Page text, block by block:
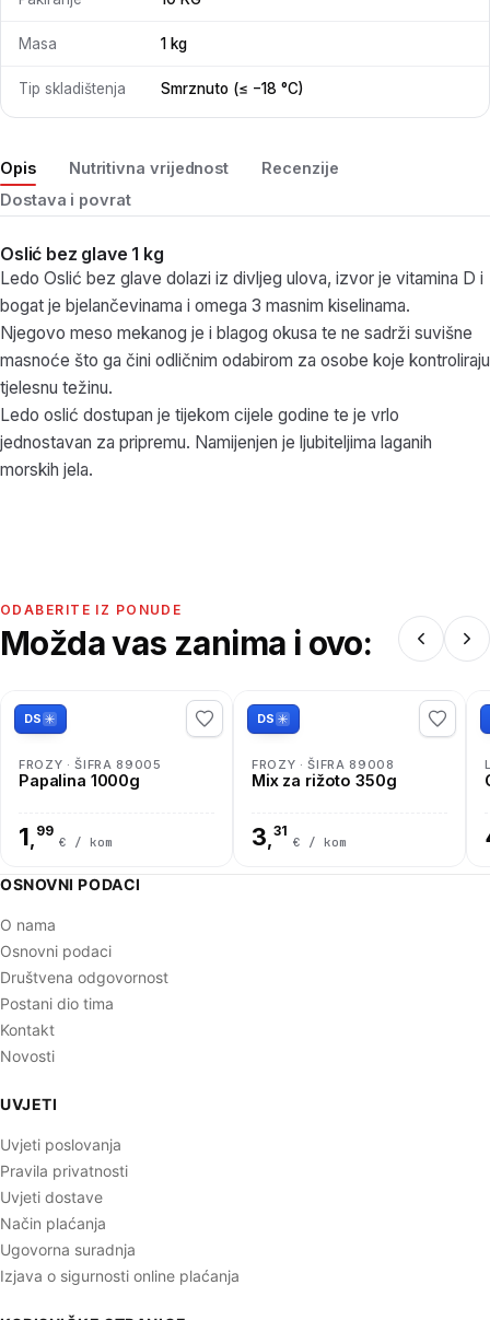
Opis Nutritivna vrijednost
Recenzije
Dostava i povrat
Oslić bez glave 1 kg
Ledo Oslić bez glave dolazi iz divljeg ulova, izvor je vitamina D i
bogat je bjelančevinama i omega 3 masnim kiselinama.
Njegovo meso mekanog je i blagog okusa te ne sadrži suvišne
masnoće što ga čini odličnim odabirom za osobe koje kontroliraju
tjelesnu težinu.
Ledo oslić dostupan je tijekom cijele godine te je vrlo
jednostavan za pripremu. Namijenjen je ljubiteljima laganih
morskih jela.
Masa 1 kg
Tip skladištenja Smrznuto (≤ −18 °C)
ODABERITE IZ PONUDE
Možda vas zanima i ovo:
DS
FROZY · ŠIFRA 89005
Papalina 1000g
1, 99
€ / kom
DS
FROZY · ŠIFRA 89008
Mix za rižoto 350g
3,31
€ / kom
OSNOVNI PODACI
O nama
Osnovni podaci
Društvena odgovornost
Postani dio tima
Kontakt
Novosti
UVJETI
Uvjeti poslovanja
Pravila privatnosti
Uvjeti dostave
Način plaćanja
Ugovorna suradnja
Izjava o sigurnosti online plaćanja